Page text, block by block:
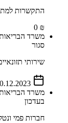
התקשרות
₪ 0
משרד
סגור
שירותי
משרד
בעדכון
חברות פמי